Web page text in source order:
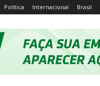
Política Internacional Brasil